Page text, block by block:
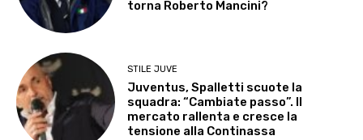
torna Roberto Mancini?
STILE JUVE
Juventus, Spalletti scuote la
squadra: “Cambiate passo”. Il
mercato rallenta e cresce la
tensione alla Continassa